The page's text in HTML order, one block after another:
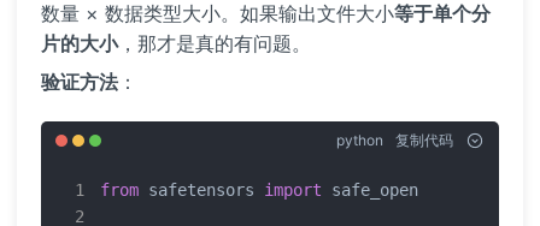
数量 × 数据类型大小。如果输出文件大小等于单个分
片的大小，那才是真的有问题。
验证方法：
python 复制代码
from safetensors import safe_open